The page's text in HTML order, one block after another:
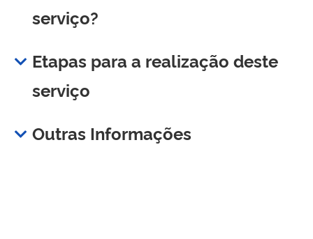
serviço?
Etapas para a realização deste
serviço
Outras Informações